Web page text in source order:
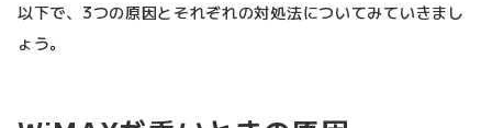
以下で、3つの原因とそれぞれの対処法についてみていきまし
ょう。